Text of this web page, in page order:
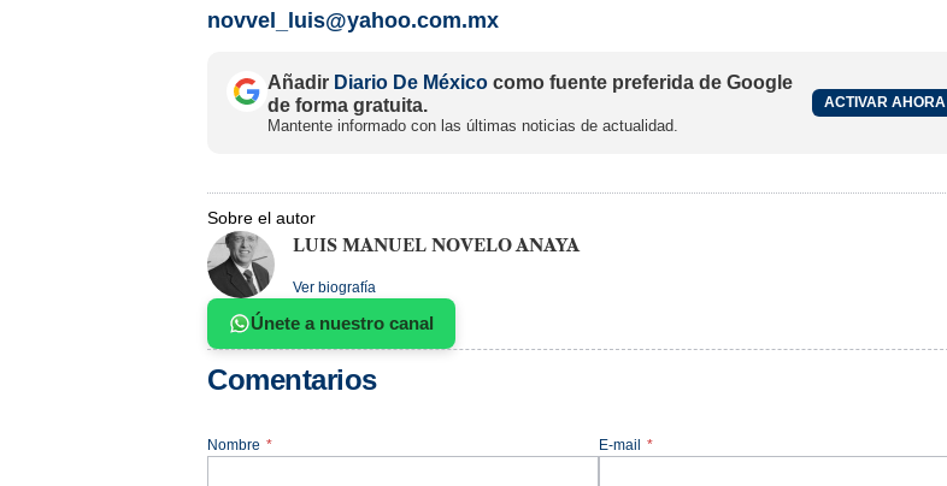
novvel_luis@yahoo.com.mx
Añadir Diario De México como fuente preferida de Google
de forma gratuita.
Mantente informado con las últimas noticias de actualidad.
ACTIVAR AHORA
Sobre el autor
LUIS MANUEL NOVELO ANAYA
Ver biografía
Únete a nuestro canal
Comentarios
Nombre * E-mail *